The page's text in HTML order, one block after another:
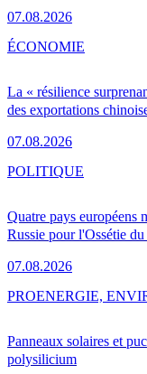
07.08.2026
La « résilience
des exportations
07.08.2026
ÉCONOMIE
Quatre pays européens
Russie pour l'Ossétie du
07.08.2026
POLITIQUE
Panneaux solaires et
polysilicium
PROENERGIE,